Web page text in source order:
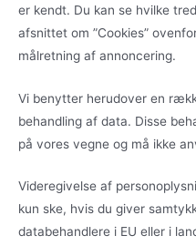
er kendt. Du kan se hvilke
afsnittet om ”Cookies”
målretning af annoncering.
Vi benytter herudover en
behandling af data. Disse
på vores vegne og må ikke
Videregivelse af
kun ske, hvis du giver
databehandlere i EU eller i